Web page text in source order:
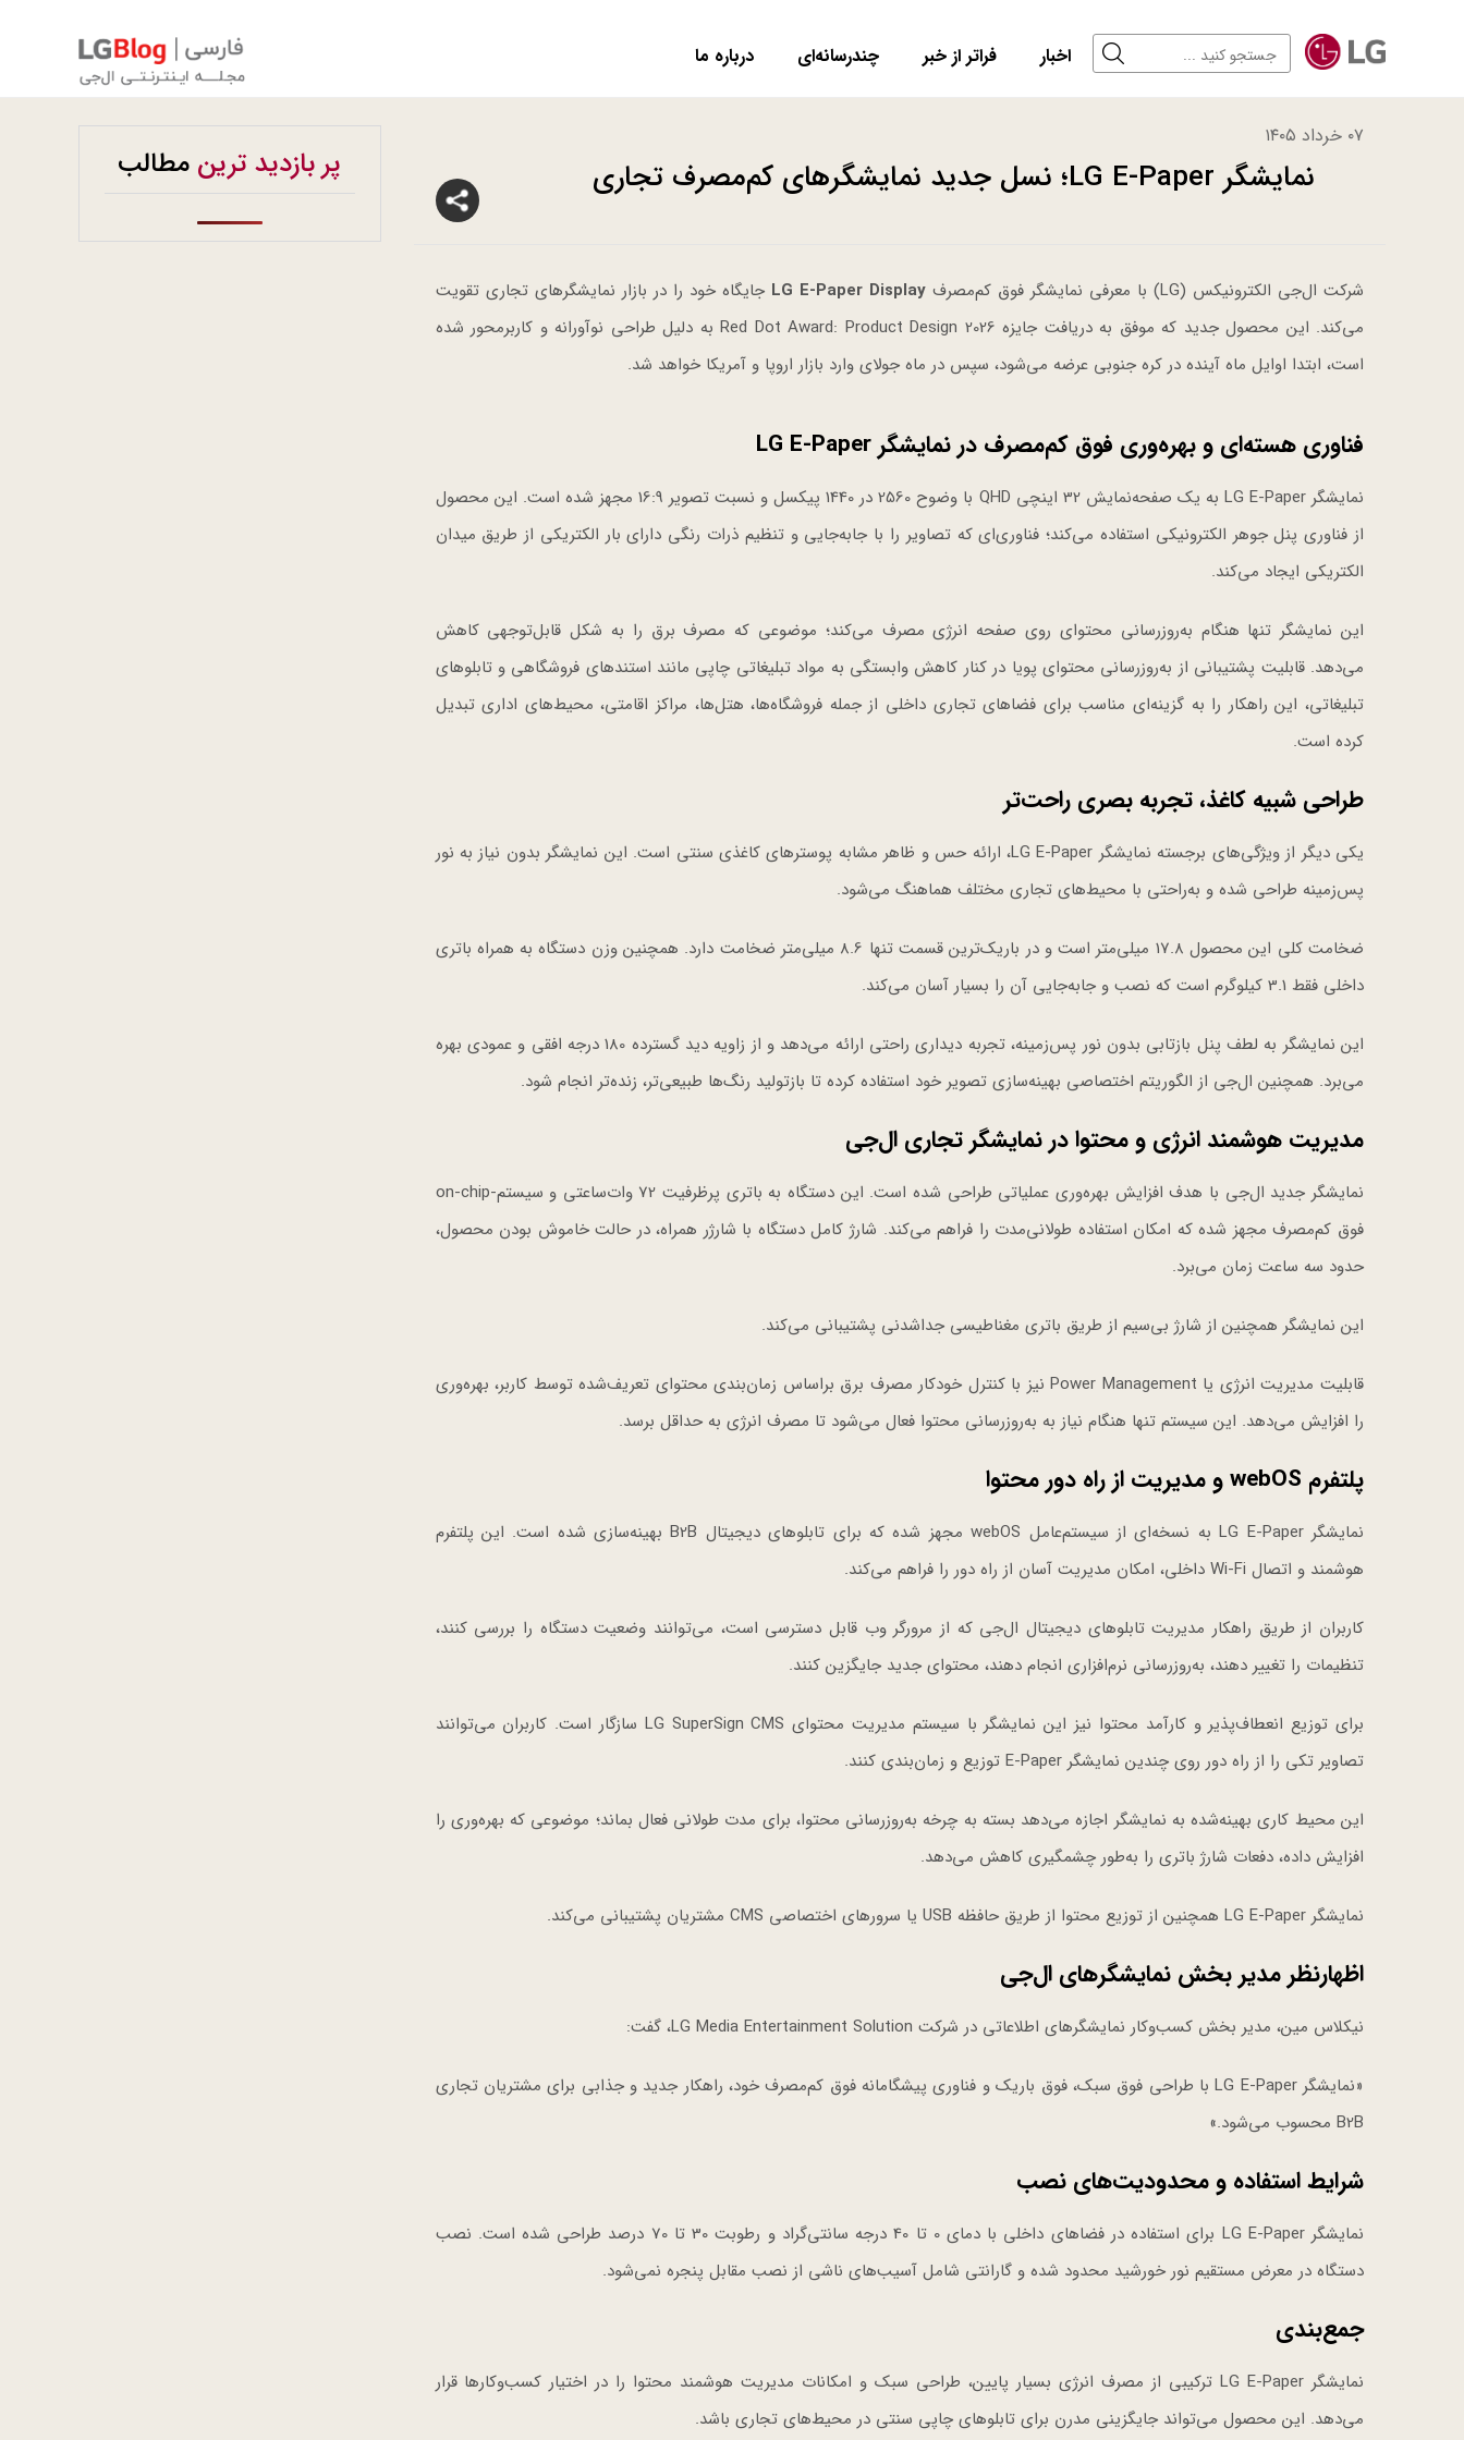
اخبار فراتر از خبر چندرسانه‌ای درباره ما
۰۷ خرداد ۱۴۰۵
نمایشگر LG E-Paper؛ نسل جدید نمایشگرهای کم‌مصرف تجاری
شرکت ال‌جی الکترونیکس (LG) با معرفی نمایشگر فوق کم‌مصرف LG E-Paper Display جایگاه خود را در بازار نمایشگرهای تجاری تقویت
می‌کند. این محصول جدید که موفق به دریافت جایزه Red Dot Award: Product Design 2026 به دلیل طراحی نوآورانه و کاربرمحور شده
است، ابتدا اوایل ماه آینده در کره جنوبی عرضه می‌شود، سپس در ماه جولای وارد بازار اروپا و آمریکا خواهد شد.
فناوری هسته‌ای و بهره‌وری فوق کم‌مصرف در نمایشگر LG E-Paper
نمایشگر LG E-Paper به یک صفحه‌نمایش 32 اینچی QHD با وضوح 2560 در 1440 پیکسل و نسبت تصویر 16:9 مجهز شده است. این محصول
از فناوری پنل جوهر الکترونیکی استفاده می‌کند؛ فناوری‌ای که تصاویر را با جابه‌جایی و تنظیم ذرات رنگی دارای بار الکتریکی از طریق میدان
الکتریکی ایجاد می‌کند.
این نمایشگر تنها هنگام به‌روزرسانی محتوای روی صفحه انرژی مصرف می‌کند؛ موضوعی که مصرف برق را به شکل قابل‌توجهی کاهش
می‌دهد. قابلیت پشتیبانی از به‌روزرسانی محتوای پویا در کنار کاهش وابستگی به مواد تبلیغاتی چاپی مانند استندهای فروشگاهی و تابلوهای
تبلیغاتی، این راهکار را به گزینه‌ای مناسب برای فضاهای تجاری داخلی از جمله فروشگاه‌ها، هتل‌ها، مراکز اقامتی، محیط‌های اداری تبدیل
کرده است.
طراحی شبیه کاغذ، تجربه بصری راحت‌تر
یکی دیگر از ویژگی‌های برجسته نمایشگر LG E-Paper، ارائه حس و ظاهر مشابه پوسترهای کاغذی سنتی است. این نمایشگر بدون نیاز به نور
پس‌زمینه طراحی شده و به‌راحتی با محیط‌های تجاری مختلف هماهنگ می‌شود.
ضخامت کلی این محصول 17.8 میلی‌متر است و در باریک‌ترین قسمت تنها 8.6 میلی‌متر ضخامت دارد. همچنین وزن دستگاه به همراه باتری
داخلی فقط 3.1 کیلوگرم است که نصب و جابه‌جایی آن را بسیار آسان می‌کند.
این نمایشگر به لطف پنل بازتابی بدون نور پس‌زمینه، تجربه دیداری راحتی ارائه می‌دهد و از زاویه دید گسترده 180 درجه افقی و عمودی بهره
می‌برد. همچنین ال‌جی از الگوریتم اختصاصی بهینه‌سازی تصویر خود استفاده کرده تا بازتولید رنگ‌ها طبیعی‌تر، زنده‌تر انجام شود.
مدیریت هوشمند انرژی و محتوا در نمایشگر تجاری ال‌جی
نمایشگر جدید ال‌جی با هدف افزایش بهره‌وری عملیاتی طراحی شده است. این دستگاه به باتری پرظرفیت 72 وات‌ساعتی و سیستم-on-chip
فوق کم‌مصرف مجهز شده که امکان استفاده طولانی‌مدت را فراهم می‌کند. شارژ کامل دستگاه با شارژر همراه، در حالت خاموش بودن محصول،
حدود سه ساعت زمان می‌برد.
این نمایشگر همچنین از شارژ بی‌سیم از طریق باتری مغناطیسی جداشدنی پشتیبانی می‌کند.
قابلیت مدیریت انرژی یا Power Management نیز با کنترل خودکار مصرف برق براساس زمان‌بندی محتوای تعریف‌شده توسط کاربر، بهره‌وری
را افزایش می‌دهد. این سیستم تنها هنگام نیاز به به‌روزرسانی محتوا فعال می‌شود تا مصرف انرژی به حداقل برسد.
پلتفرم webOS و مدیریت از راه دور محتوا
نمایشگر LG E-Paper به نسخه‌ای از سیستم‌عامل webOS مجهز شده که برای تابلوهای دیجیتال B2B بهینه‌سازی شده است. این پلتفرم
هوشمند و اتصال Wi-Fi داخلی، امکان مدیریت آسان از راه دور را فراهم می‌کند.
کاربران از طریق راهکار مدیریت تابلوهای دیجیتال ال‌جی که از مرورگر وب قابل دسترسی است، می‌توانند وضعیت دستگاه را بررسی کنند،
تنظیمات را تغییر دهند، به‌روزرسانی نرم‌افزاری انجام دهند، محتوای جدید جایگزین کنند.
برای توزیع انعطاف‌پذیر و کارآمد محتوا نیز این نمایشگر با سیستم مدیریت محتوای LG SuperSign CMS سازگار است. کاربران می‌توانند
تصاویر تکی را از راه دور روی چندین نمایشگر E-Paper توزیع و زمان‌بندی کنند.
این محیط کاری بهینه‌شده به نمایشگر اجازه می‌دهد بسته به چرخه به‌روزرسانی محتوا، برای مدت طولانی فعال بماند؛ موضوعی که بهره‌وری را
افزایش داده، دفعات شارژ باتری را به‌طور چشمگیری کاهش می‌دهد.
نمایشگر LG E-Paper همچنین از توزیع محتوا از طریق حافظه USB یا سرورهای اختصاصی CMS مشتریان پشتیبانی می‌کند.
اظهارنظر مدیر بخش نمایشگرهای ال‌جی
نیکلاس مین، مدیر بخش کسب‌وکار نمایشگرهای اطلاعاتی در شرکت LG Media Entertainment Solution، گفت:
«نمایشگر LG E-Paper با طراحی فوق سبک، فوق باریک و فناوری پیشگامانه فوق کم‌مصرف خود، راهکار جدید و جذابی برای مشتریان تجاری
B2B محسوب می‌شود.»
شرایط استفاده و محدودیت‌های نصب
نمایشگر LG E-Paper برای استفاده در فضاهای داخلی با دمای 0 تا 40 درجه سانتی‌گراد و رطوبت 30 تا 70 درصد طراحی شده است. نصب
دستگاه در معرض مستقیم نور خورشید محدود شده و گارانتی شامل آسیب‌های ناشی از نصب مقابل پنجره نمی‌شود.
جمع‌بندی
نمایشگر LG E-Paper ترکیبی از مصرف انرژی بسیار پایین، طراحی سبک و امکانات مدیریت هوشمند محتوا را در اختیار کسب‌وکارها قرار
می‌دهد. این محصول می‌تواند جایگزینی مدرن برای تابلوهای چاپی سنتی در محیط‌های تجاری باشد.
پر بازدید ترین مطالب